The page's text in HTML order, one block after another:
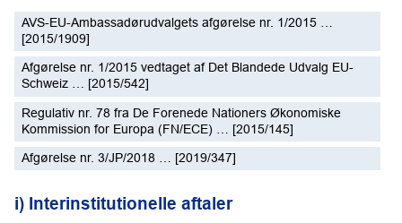
AVS-EU-Ambassadørudvalgets afgørelse nr. 1/2015 …
[2015/1909]
Afgørelse nr. 1/2015 vedtaget af Det Blandede Udvalg EU-
Schweiz … [2015/542]
Regulativ nr. 78 fra De Forenede Nationers Økonomiske
Kommission for Europa (FN/ECE) … [2015/145]
Afgørelse nr. 3/JP/2018 … [2019/347]
i) Interinstitutionelle aftaler